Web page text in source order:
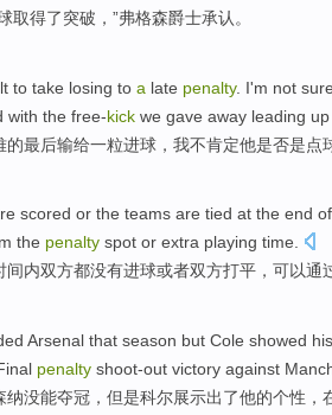
取得了突破 ，”弗格森爵士承认 。
to take losing to a late penalty. I'm not sure
with the free-kick we gave away leading up
的最后输给一粒进球， 我不肯定他是否是点
scored or the teams are tied at the end
the penalty spot or extra playing time.
间内双方都没有进球或者双方打平 ， 可以通
Arsenal that season but Cole showed his
penalty shoot-out victory against
纳没能夺冠 ， 但是科尔展示出了他的个性 ，